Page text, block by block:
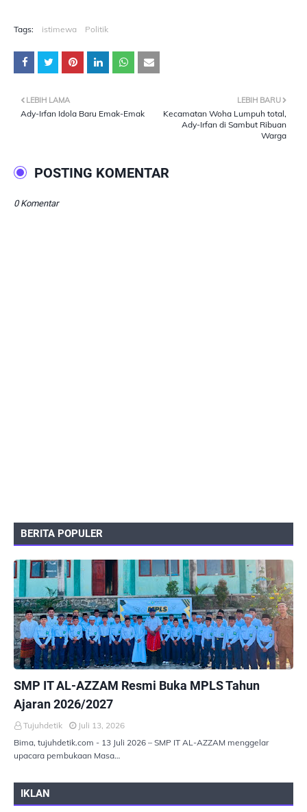
Tags: istimewa Politik
LEBIH BARU
Kecamatan Woha Lumpuh total,
Ady-Irfan di Sambut Ribuan
Warga
LEBIH LAMA
Ady-Irfan Idola Baru Emak-Emak
POSTING KOMENTAR
0 Komentar
BERITA POPULER
SMP IT AL-AZZAM Resmi Buka MPLS Tahun
Ajaran 2026/2027
Tujuhdetik
Juli 13, 2026
Bima, tujuhdetik.com - 13 Juli 2026 – SMP IT AL-AZZAM menggelar
upacara pembukaan Masa…
IKLAN